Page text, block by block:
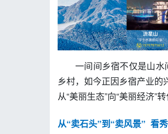
一间间乡宿不仅是山水
乡村，如今正因乡宿产业的
从“美丽生态”向“美丽经济”
从“卖石头”到“卖风景” 看